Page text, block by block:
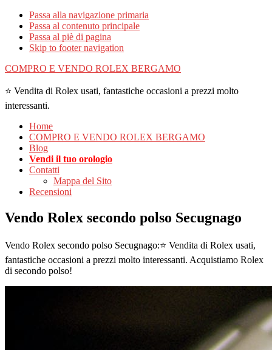
Passa alla navigazione primaria
Passa al contenuto principale
Passa al piè di pagina
Skip to footer navigation
COMPRO E VENDO ROLEX BERGAMO
⭐ Vendita di Rolex usati, fantastiche occasioni a prezzi molto
interessanti.
Home
COMPRO E VENDO ROLEX BERGAMO
Blog
Vendi il tuo orologio
Contatti
Mappa del Sito
Recensioni
Vendo Rolex secondo polso Secugnago
Vendo Rolex secondo polso Secugnago:⭐ Vendita di Rolex usati,
fantastiche occasioni a prezzi molto interessanti. Acquistiamo Rolex
di secondo polso!